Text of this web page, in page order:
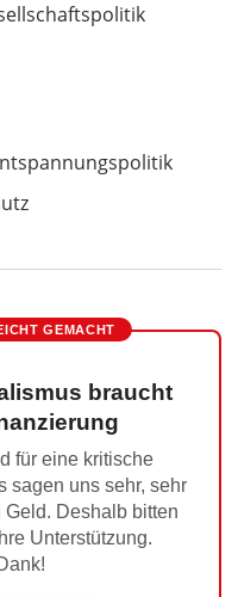
GEMACHT
braucht
für eine kritische
sagen uns sehr, sehr
Deshalb bitten
Unterstützung.